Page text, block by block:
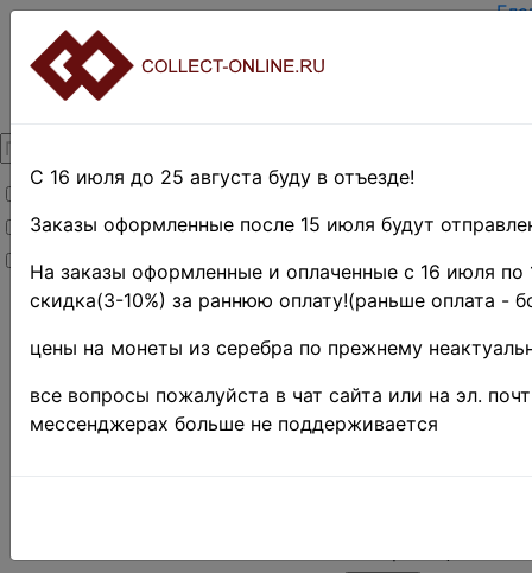
Товары со скидкой
Товары в наличии
Новинки
Главная»
Африка
Поиск в
С 16 июля до 25 августа буду в отъезде!
Заказы оформленные после 15 июля будут
На заказы оформленные и оплаченные с 16 июля по
скидка(3-10%) за раннюю оплату!(раньше оплата -
цены на монеты из серебра по прежнему
все вопросы пожалуйста в чат сайта или на эл.
мессенджерах больше не поддерживается